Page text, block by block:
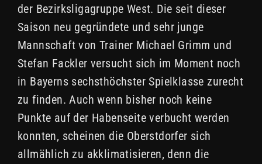
der Bezirksligagruppe West. Die seit dieser
Saison neu gegründete und sehr junge
Mannschaft von Trainer Michael Grimm und
Stefan Fackler versucht sich im Moment noch
in Bayerns sechsthöchster Spielklasse zurecht
zu finden. Auch wenn bisher noch keine
Punkte auf der Habenseite verbucht werden
konnten, scheinen die Oberstdorfer sich
allmählich zu akklimatisieren, denn die